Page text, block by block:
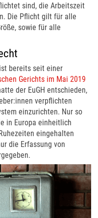
sind, die Arbeitszeit
Die Pflicht gilt für alle
sowie für alle
bereits seit einer
Gerichts im Mai 2019
der EuGH entschieden,
verpflichten
einzurichten. Nur so
in Europa einheitlich
eingehalten
die Erfassung von